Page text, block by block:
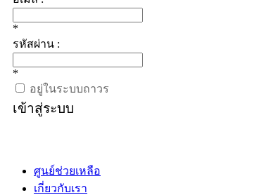
*
รหัสผ่าน :
*
อยู่ในระบบถาวร
เข้าสู่ระบบ
ศูนย์ช่วยเหลือ
เกี่ยวกับเรา